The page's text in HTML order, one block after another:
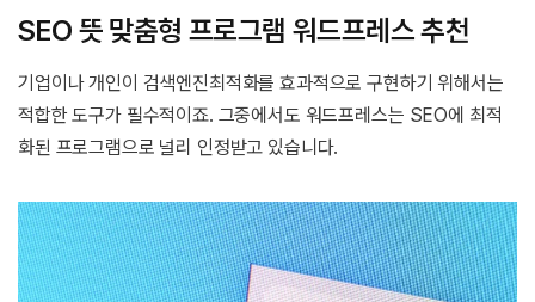
SEO 뜻 맞춤형 프로그램 워드프레스 추천
기업이나 개인이 검색엔진최적화를 효과적으로 구현하기 위해서는
적합한 도구가 필수적이죠. 그중에서도 워드프레스는 SEO에 최적
화된 프로그램으로 널리 인정받고 있습니다.